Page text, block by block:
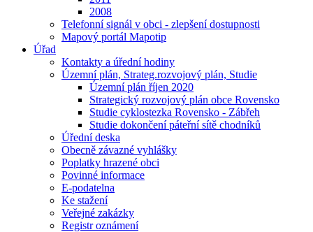
2008
Telefonní signál v obci - zlepšení dostupnosti
Mapový portál Mapotip
Úřad
Kontakty a úřední hodiny
Územní plán, Strateg.rozvojový plán, Studie
Územní plán říjen 2020
Strategický rozvojový plán obce Rovensko
Studie cyklostezka Rovensko - Zábřeh
Studie dokončení páteřní sítě chodníků
Úřední deska
Obecně závazné vyhlášky
Poplatky hrazené obci
Povinné informace
E-podatelna
Ke stažení
Veřejné zakázky
Registr oznámení